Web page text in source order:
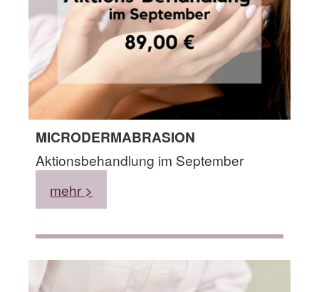
MICRODERMABRASION
Aktionsbehandlung im September
mehr >